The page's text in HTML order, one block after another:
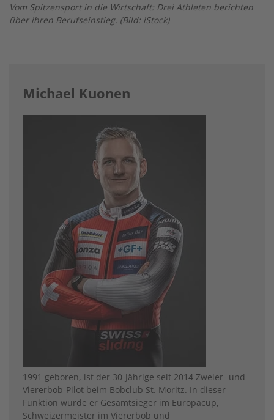
Vom Spitzensport in die Wirtschaft: Drei Athleten berichten
über ihren Berufseinstieg. (Bild: iStock)
Michael Kuonen
1991 geboren, ist der 30-Jährige seit 2014 Zweier- und
Viererbob-Pilot beim Bobclub St. Moritz. In dieser
Funktion wurde er Gesamtsieger im Europacup,
Schweizermeister im Viererbob und